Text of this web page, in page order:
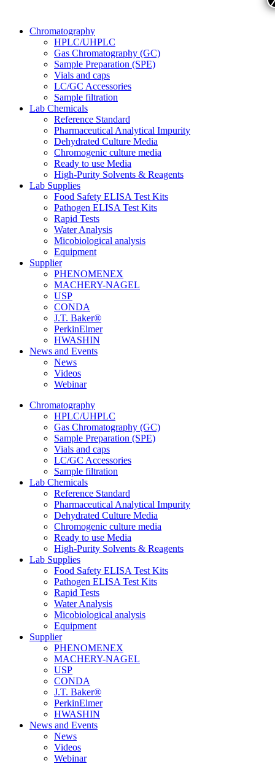
Chromatography
HPLC/UHPLC
Gas Chromatography (GC)
Sample Preparation (SPE)
Vials and caps
LC/GC Accessories
Sample filtration
Lab Chemicals
Reference Standard
Pharmaceutical Analytical Impurity
Dehydrated Culture Media
Chromogenic culture media
Ready to use Media
High-Purity Solvents & Reagents
Lab Supplies
Food Safety ELISA Test Kits
Pathogen ELISA Test Kits
Rapid Tests
Water Analysis
Micobiological analysis
Equipment
Supplier
PHENOMENEX
MACHERY-NAGEL
USP
CONDA
J.T. Baker®
PerkinElmer
HWASHIN
News and Events
News
Videos
Webinar
Chromatography
HPLC/UHPLC
Gas Chromatography (GC)
Sample Preparation (SPE)
Vials and caps
LC/GC Accessories
Sample filtration
Lab Chemicals
Reference Standard
Pharmaceutical Analytical Impurity
Dehydrated Culture Media
Chromogenic culture media
Ready to use Media
High-Purity Solvents & Reagents
Lab Supplies
Food Safety ELISA Test Kits
Pathogen ELISA Test Kits
Rapid Tests
Water Analysis
Micobiological analysis
Equipment
Supplier
PHENOMENEX
MACHERY-NAGEL
USP
CONDA
J.T. Baker®
PerkinElmer
HWASHIN
News and Events
News
Videos
Webinar